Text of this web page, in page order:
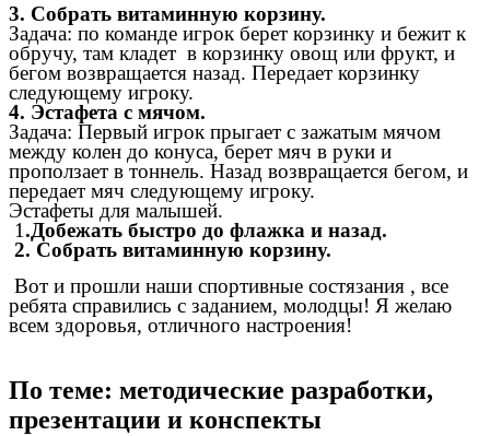
3. Собрать витаминную корзину.
Задача: по команде игрок берет корзинку и бежит к
обручу, там кладет в корзинку овощ или фрукт, и
бегом возвращается назад. Передает корзинку
следующему игроку.
4. Эстафета с мячом.
Задача: Первый игрок прыгает с зажатым мячом
между колен до конуса, берет мяч в руки и
проползает в тоннель. Назад возвращается бегом, и
передает мяч следующему игроку.
Эстафеты для малышей.
1.Добежать быстро до флажка и назад.
2. Собрать витаминную корзину.
Вот и прошли наши спортивные состязания , все
ребята справились с заданием, молодцы! Я желаю
всем здоровья, отличного настроения!
По теме: методические разработки,
презентации и конспекты